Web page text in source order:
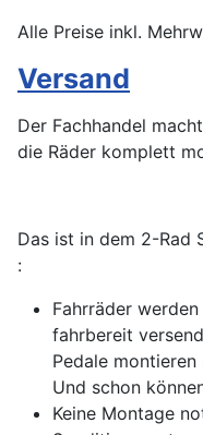
Alle Preise inkl.
Versand
Der Fachhandel
die Räder komplett
Das ist in dem 2-Rad
:
Fahrräder
fahrbereit
Pedale
Und schon
Keine Montage